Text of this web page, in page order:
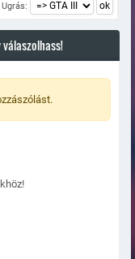
Ugrás: